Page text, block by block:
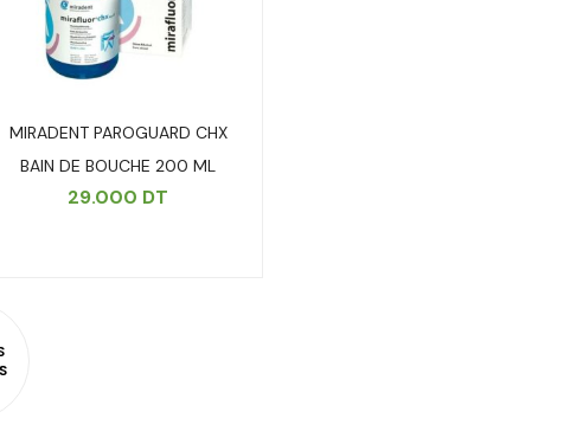
MIRADENT PAROGUARD CHX
BAIN DE BOUCHE 200 ML
29.000 DT